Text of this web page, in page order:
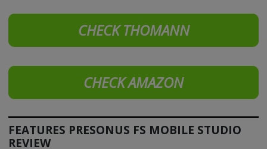
CHECK THOMANN
CHECK AMAZON
FEATURES PRESONUS FS MOBILE STUDIO
REVIEW